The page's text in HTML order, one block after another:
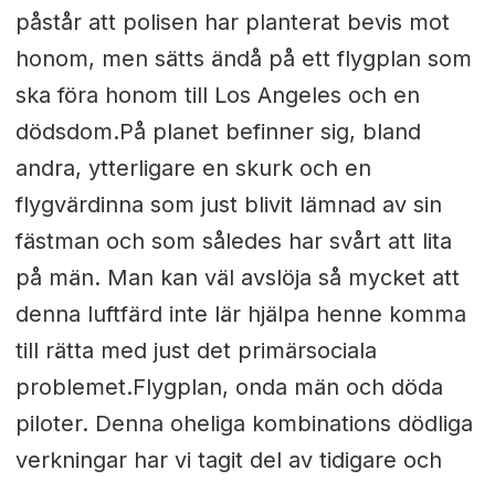
påstår att polisen har planterat bevis mot
honom, men sätts ändå på ett flygplan som
ska föra honom till Los Angeles och en
dödsdom.På planet befinner sig, bland
andra, ytterligare en skurk och en
flygvärdinna som just blivit lämnad av sin
fästman och som således har svårt att lita
på män. Man kan väl avslöja så mycket att
denna luftfärd inte lär hjälpa henne komma
till rätta med just det primärsociala
problemet.Flygplan, onda män och döda
piloter. Denna oheliga kombinations dödliga
verkningar har vi tagit del av tidigare och